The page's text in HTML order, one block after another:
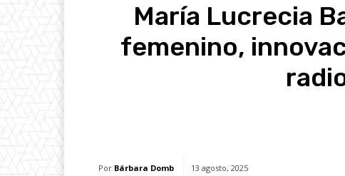
María Lucrecia
femenino,
Por Bárbara Domb 13 agosto, 2025